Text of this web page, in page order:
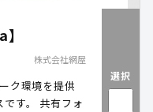
株式会社網屋
ク環境を提供
す。 共有フォ
選択